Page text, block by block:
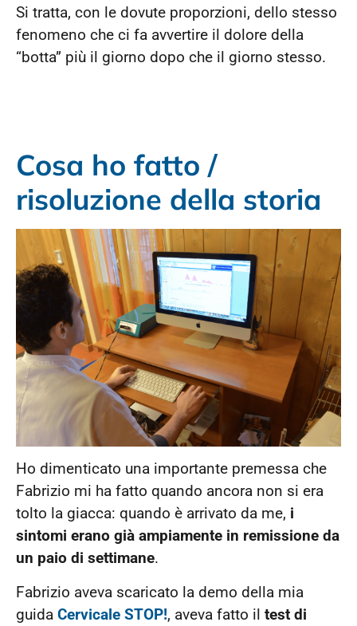
Si tratta, con le dovute proporzioni, dello stesso
fenomeno che ci fa avvertire il dolore della
“botta” più il giorno dopo che il giorno stesso.
Cosa ho fatto /
risoluzione della storia
Ho dimenticato una importante premessa che
Fabrizio mi ha fatto quando ancora non si era
tolto la giacca: quando è arrivato da me, i
sintomi erano già ampiamente in remissione da
un paio di settimane.
Fabrizio aveva scaricato la demo della mia
guida Cervicale STOP!, aveva fatto il test di